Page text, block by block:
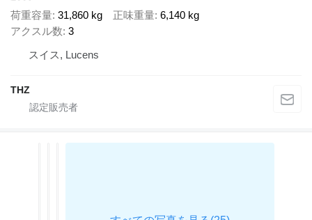
荷重容量 31,860 kg 正味重量 6,140 kg
アクスル数 3
スイス, Lucens
THZ